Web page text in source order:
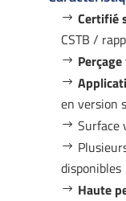
Certifié
CSTB /
en version
Surface
disponibles
Haute